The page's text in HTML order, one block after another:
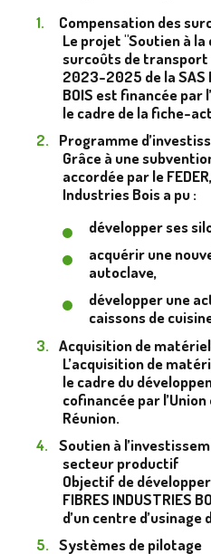
Compensation des
Le projet "Soutien à
surcoûts de
2023-2025 de la SAS
BOIS est financée par
le cadre de la fiche-
Programme
Grâce à une
accordée par le
Industries Bois a pu :
développer ses
acquérir une
autoclave,
développer une
caissons de
Acquisition de
L’acquisition de
le cadre du
cofinancée par
Réunion.
Soutien à
secteur productif
Objectif de
FIBRES INDUSTRIES
d’un centre d’usinage
Systèmes de pilotage